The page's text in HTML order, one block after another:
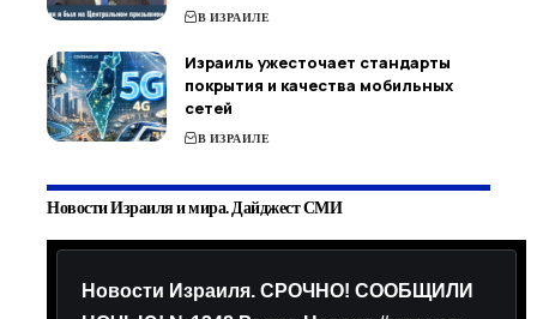
В ИЗРАИЛЕ
Израиль ужесточает стандарты
покрытия и качества мобильных
сетей
В ИЗРАИЛЕ
Новости Израиля и мира. Дайджест СМИ